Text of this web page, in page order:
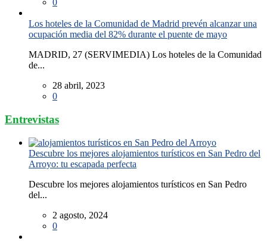
0
Los hoteles de la Comunidad de Madrid prevén alcanzar una
ocupación media del 82% durante el puente de mayo
MADRID, 27 (SERVIMEDIA) Los hoteles de la Comunidad
de...
28 abril, 2023
0
Entrevistas
Descubre los mejores alojamientos turísticos en San Pedro del
Arroyo: tu escapada perfecta
Descubre los mejores alojamientos turísticos en San Pedro
del...
2 agosto, 2024
0